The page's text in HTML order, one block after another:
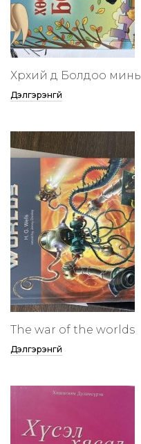
Хөөрхий дөө Болдоо минь
Дэлгэрэнгүй
The war of the worlds
Дэлгэрэнгүй